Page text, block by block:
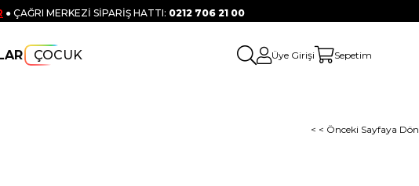
● ÇAĞRI MERKEZİ SİPARİŞ HATTI: 0212 706 21 00
ÇOCUK Üye Girişi Sepetim
< < Önceki Sayfaya Dön